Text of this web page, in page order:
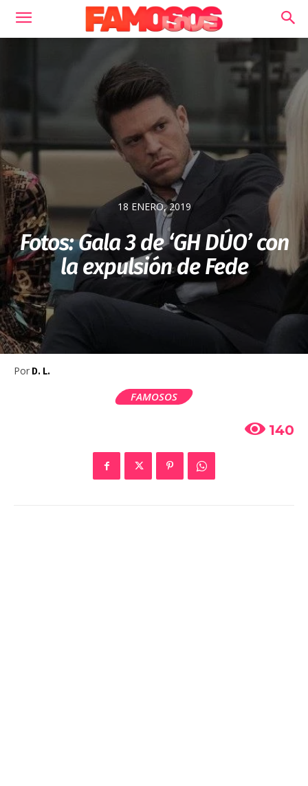
18 ENERO, 2019
Fotos: Gala 3 de ‘GH DÚO’ con
la expulsión de Fede
Por D. L.
FAMOSOS
140